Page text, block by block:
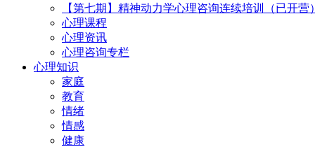
【第七期】精神动力学心理咨询连续培训（已开营）
心理课程
心理资讯
心理咨询专栏
心理知识
家庭
教育
情绪
情感
健康